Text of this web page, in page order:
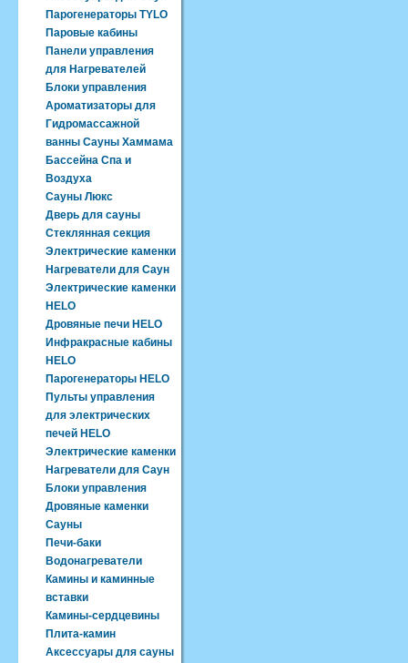
Парогенераторы TYLO
Паровые кабины
Панели управления
для Нагревателей
Блоки управления
Ароматизаторы для
Гидромассажной
ванны Сауны Хаммама
Бассейна Спа и
Воздуха
Сауны Люкс
Дверь для сауны
Стеклянная секция
Электрические каменки
Нагреватели для Саун
Электрические каменки
HELO
Дровяные печи HELO
Инфракрасные кабины
HELO
Парогенераторы HELO
Пульты управления
для электрических
печей HELO
Электрические каменки
Нагреватели для Саун
Блоки управления
Дровяные каменки
Сауны
Печи-баки
Водонагреватели
Камины и каминные
вставки
Камины-сердцевины
Плита-камин
Аксессуары для сауны